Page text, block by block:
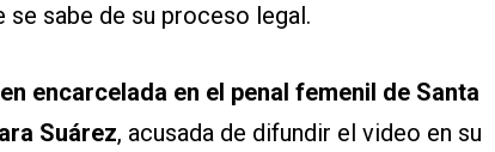
sabe de su proceso legal.
encarcelada en el penal femenil de Santa
Suárez, acusada de difundir el video en su